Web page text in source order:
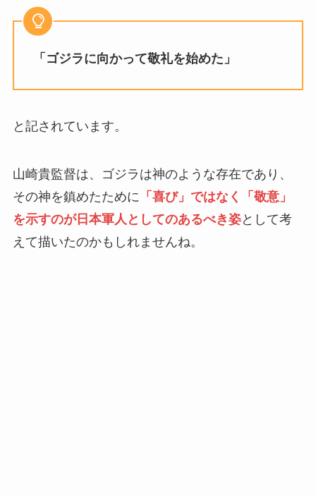
「ゴジラに向かって敬礼を始めた」
と記されています。
山崎貴監督は、ゴジラは神のような存在であり、
その神を鎮めたために 「喜び」ではなく「敬意」
を示すのが日本軍人としてのあるべき姿として考
えて描いたのかもしれませんね。